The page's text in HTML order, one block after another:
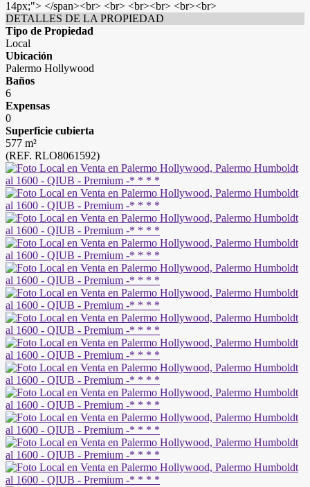
14px;"> </span><br> <br> <br><br> <br><br>
DETALLES DE LA PROPIEDAD
Tipo de Propiedad
Local
Ubicación
Palermo Hollywood
Baños
6
Expensas
0
Superficie cubierta
577 m²
(REF. RLO8061592)